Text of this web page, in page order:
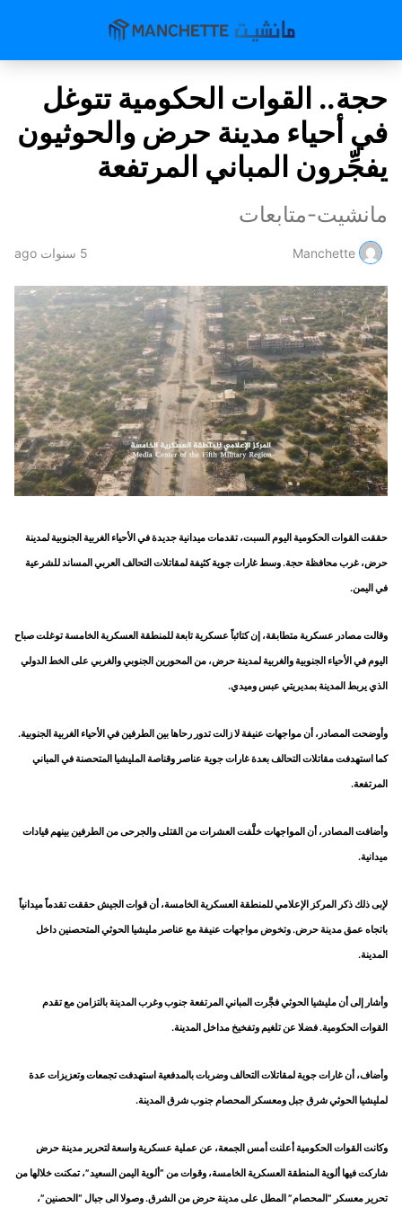
حجة.. القوات الحكومية تتوغل
في أحياء مدينة حرض والحوثيون
يفجِّرون المباني المرتفعة
مانشيت-متابعات
Manchette 5 سنوات ago
حققت القوات الحكومية اليوم السبت، تقدمات ميدانية جديدة في الأحياء الغربية الجنوبية لمدينة
حرض، غرب محافظة حجة. وسط غارات جوية كثيفة لمقاتلات التحالف العربي المساند للشرعية
في اليمن.
وقالت مصادر عسكرية متطابقة، إن كتائباً عسكرية تابعة للمنطقة العسكرية الخامسة توغلت صباح
اليوم في الأحياء الجنوبية والغربية لمدينة حرض، من المحورين الجنوبي والغربي على الخط الدولي
الذي يربط المدينة بمديريتي عبس وميدي.
وأوضحت المصادر، أن مواجهات عنيفة لا زالت تدور رحاها بين الطرفين في الأحياء الغربية الجنوبية.
كما استهدفت مقاتلات التحالف بعدة غارات جوية عناصر وقناصة المليشيا المتحصنة في المباني
المرتفعة.
وأضافت المصادر، أن المواجهات خلَّفت العشرات من القتلى والجرحى من الطرفين بينهم قيادات
ميدانية.
لإبى ذلك ذكر المركز الإعلامي للمنطقة العسكرية الخامسة، أن قوات الجيش حققت تقدماً ميدانياً
باتجاه عمق مدينة حرض. وتخوض مواجهات عنيفة مع عناصر مليشيا الحوثي المتحصنين داخل
المدينة.
وأشار إلى أن مليشيا الحوثي فجَّرت المباني المرتفعة جنوب وغرب المدينة بالتزامن مع تقدم
القوات الحكومية. فضلا عن تلغيم وتفخيخ مداخل المدينة.
وأضاف، أن غارات جوية لمقاتلات التحالف وضربات بالمدفعية استهدفت تجمعات وتعزيزات عدة
لمليشيا الحوثي شرق جبل ومعسكر المحصام جنوب شرق المدينة.
وكانت القوات الحكومية أعلنت أمس الجمعة، عن عملية عسكرية واسعة لتحرير مدينة حرض
شاركت فيها ألوية المنطقة العسكرية الخامسة، وقوات من “ألوية اليمن السعيد”، تمكنت خلالها من
تحرير معسكر “المحصام” المطل على مدينة حرض من الشرق. وصولا الى جبال “الحصنين”،